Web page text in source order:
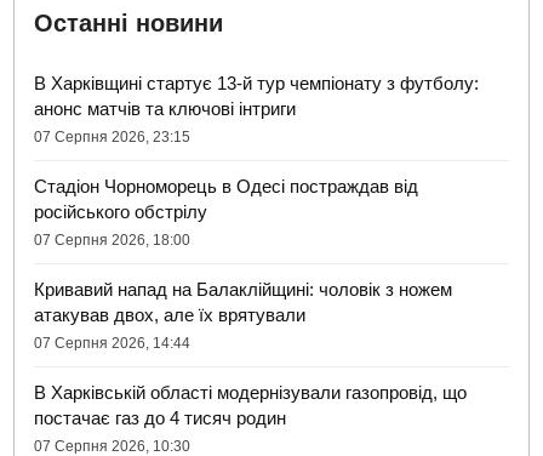
Останні новини
В Харківщині стартує 13-й тур чемпіонату з футболу:
анонс матчів та ключові інтриги
07 Серпня 2026, 23:15
Стадіон Чорноморець в Одесі постраждав від
російського обстрілу
07 Серпня 2026, 18:00
Кривавий напад на Балаклійщині: чоловік з ножем
атакував двох, але їх врятували
07 Серпня 2026, 14:44
В Харківській області модернізували газопровід, що
постачає газ до 4 тисяч родин
07 Серпня 2026, 10:30